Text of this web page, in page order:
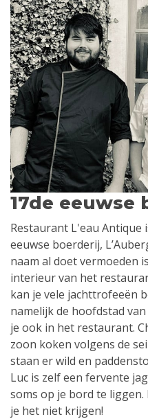
17de eeuwse
Restaurant L'eau Antique
eeuwse boerderij,
naam al doet vermoeden
interieur van het
kan je vele jachttrofeeën
namelijk de hoofdstad
je ook in het restaurant.
zoon koken volgens de
staan er wild en
Luc is zelf een fervente
soms op je bord te
je het niet krijgen!